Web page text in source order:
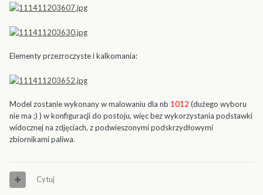
Elementy przezroczyste i kalkomania:
Model zostanie wykonany w malowaniu dla nb 1012 (dużego wyboru
nie ma ;) ) w konfiguracji do postoju, więc bez wykorzystania podstawki
widocznej na zdjęciach, z podwieszonymi podskrzydłowymi
zbiornikami paliwa.
Cytuj